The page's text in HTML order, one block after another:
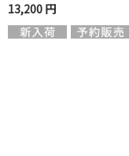
13,200 円